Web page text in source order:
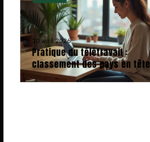
10 avril 2026
Pratique du télétravail :
classement des pays en tête